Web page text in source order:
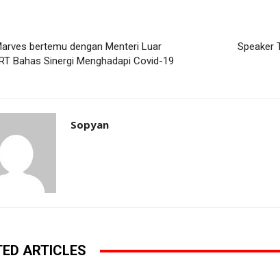
bertemu dengan Menteri Luar
Bahas Sinergi Menghadapi Covid-19
Speaker
Sopyan
ARTICLES